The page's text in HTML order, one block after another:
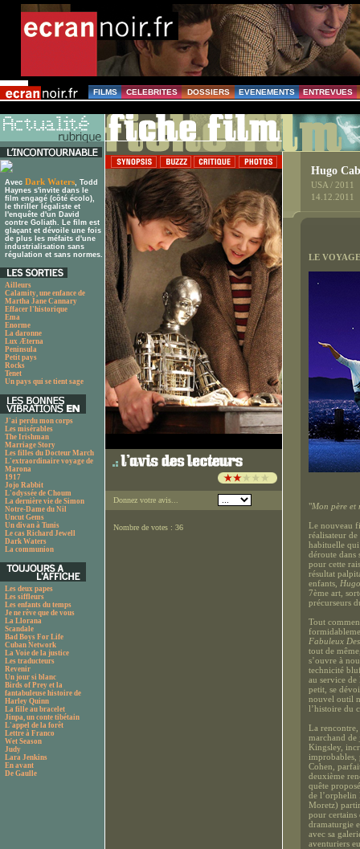
FILMS CELEBRITES DOSSIERS EVENEMENTS ENTREVUES
Avec Dark Waters, Todd
Haynes s'invite dans le
film engagé (côté écolo),
le thriller légaliste et
l'enquête d'un David
contre Goliath. Le film est
glaçant et dévoile une fois
de plus les méfaits d'une
industrialisation sans
régulation et sans normes.
Ailleurs
Calamity, une enfance de
Martha Jane Cannary
Effacer l'historique
Ema
Enorme
La daronne
Lux Æterna
Peninsula
Petit pays
Rocks
Tenet
Un pays qui se tient sage
J'ai perdu mon corps
Les misérables
The Irishman
Marriage Story
Les filles du Docteur March
L'extraordinaire voyage de
Marona
1917
Jojo Rabbit
L'odyssée de Choum
La dernière vie de Simon
Notre-Dame du Nil
Uncut Gems
Un divan à Tunis
Le cas Richard Jewell
Dark Waters
La communion
Les deux papes
Les siffleurs
Les enfants du temps
Je ne rêve que de vous
La Llorana
Scandale
Bad Boys For Life
Cuban Network
La Voie de la justice
Les traducteurs
Revenir
Un jour si blanc
Birds of Prey et la
fantabuleuse histoire de
Harley Quinn
La fille au bracelet
Jinpa, un conte tibétain
L'appel de la forêt
Lettre à Franco
Wet Season
Judy
Lara Jenkins
En avant
De Gaulle
Donnez votre avis...
Nombre de votes : 36
Hugo
USA / 2011
14.12.2011
LE
"Mon père et
Le nouveau
réalisateur
habituelle
déroute dans
pour cette
résultat
enfants,
7ème art,
précurseurs
Tout
Fabuleux
tout de
s’ouvre à
technicité
au service
petit, se
nouvel outil
l’histoire du
La
marchand de
Kingsley,
improbables,
Cohen,
deuxième
quête
de l’orphelin
Moretz)
pour certains
dramaturgie
avec sa
aventuriers